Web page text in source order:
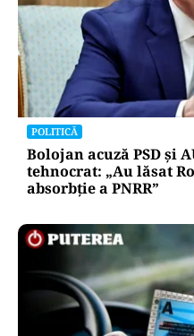
POLITICĂ
Bolojan acuză PSD și
tehnocrat: „Au lăsat
absorbţie a PNRR”